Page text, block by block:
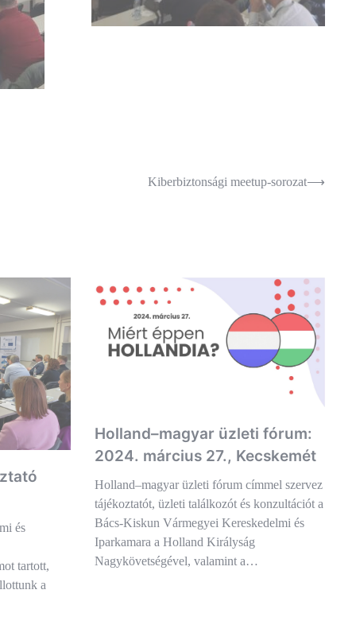
Kiberbiztonsági meetup-sorozat⟶
és
tartott,
a
Holland–magyar üzleti fórum:
2024. március 27., Kecskemét
Holland–magyar üzleti fórum címmel szervez
tájékoztatót, üzleti találkozót és konzultációt a
Bács-Kiskun Vármegyei Kereskedelmi és
Iparkamara a Holland Királyság
Nagykövetségével, valamint a…